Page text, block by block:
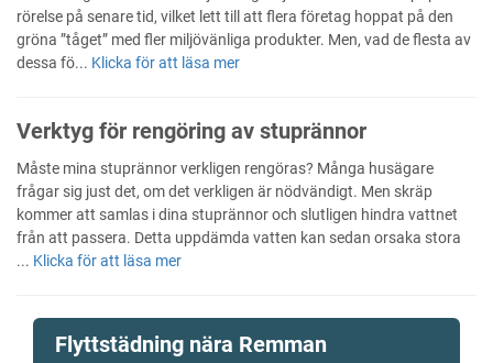
rörelse på senare tid, vilket lett till att flera företag hoppat på den
gröna ”tåget” med fler miljövänliga produkter. Men, vad de flesta av
dessa fö... Klicka för att läsa mer
Verktyg för rengöring av stuprännor
Måste mina stuprännor verkligen rengöras? Många husägare
frågar sig just det, om det verkligen är nödvändigt. Men skräp
kommer att samlas i dina stuprännor och slutligen hindra vattnet
från att passera. Detta uppdämda vatten kan sedan orsaka stora
... Klicka för att läsa mer
Flyttstädning nära Remman